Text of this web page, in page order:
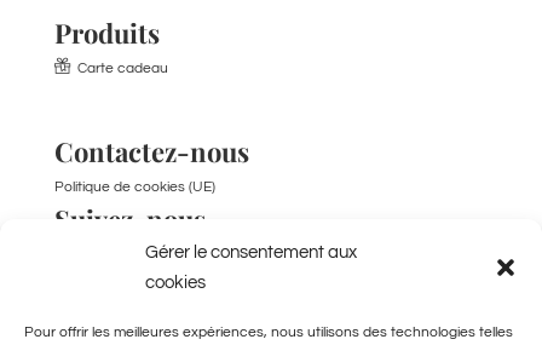
Gérer le consentement aux
cookies
Pour offrir les meilleures expériences, nous utilisons des technologies telles
Produits
Carte cadeau
Contactez-nous
Politique de cookies (UE)
Suivez-nous
TikTok